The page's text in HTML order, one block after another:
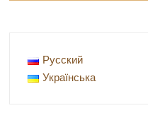
Русский
Українська